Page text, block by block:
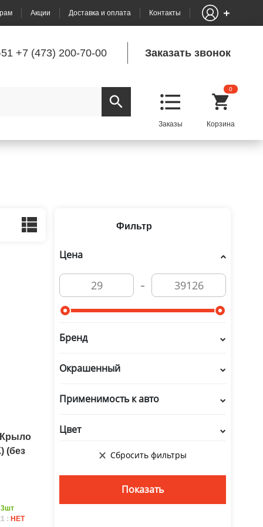
Акции Доставка и оплата Контакты
+7 (473) 200-70-00 Заказать звонок
0
Фильтр
Цена
Бренд
Окрашенный
Применимость к авто
Цвет
Крыло
(без
3шт
: НЕТ